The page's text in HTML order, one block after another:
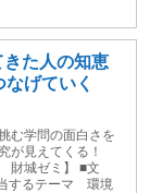
きた人の知恵
げていく
む学問の面白さを
が見えてくる！
財城ゼミ】 ■文
するテーマ 環境